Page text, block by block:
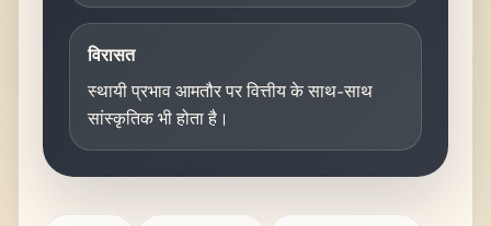
विरासत
स्थायी प्रभाव आमतौर पर वित्तीय के साथ-साथ
सांस्कृतिक भी होता है।